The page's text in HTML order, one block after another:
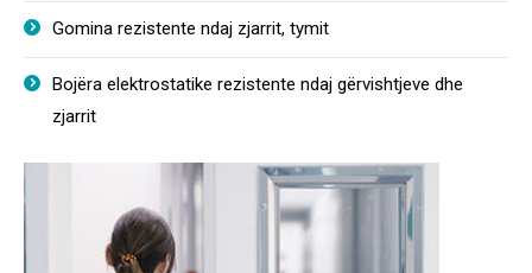
Gomina rezistente ndaj zjarrit, tymit
Bojëra elektrostatike rezistente ndaj gërvishtjeve dhe
zjarrit